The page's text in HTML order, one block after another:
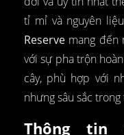
tỉ mỉ và nguyên
Reserve mang đến
với sự pha trộn
cây, phù hợp với
nhưng sâu sắc
Thông